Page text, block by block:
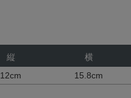
縦 横
12cm 15.8cm